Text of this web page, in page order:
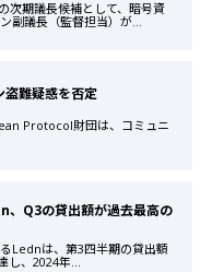
次期議長候補として、暗号資
副議長（監督担当）が...
難疑惑を否定
Protocol財団は、コミュニ
、Q3の貸出額が過去最高の
Lednは、第3四半期の貸出額
し、2024年...